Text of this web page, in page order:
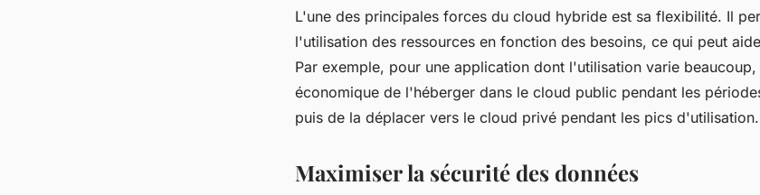
L'une des principales forces du cloud hybride est sa flexibilité. Il
l'utilisation des ressources en fonction des besoins, ce qui peut
Par exemple, pour une application dont l'utilisation varie
économique de l'héberger dans le cloud public pendant les
puis de la déplacer vers le cloud privé pendant les pics d'utilisation.
Maximiser la sécurité des données